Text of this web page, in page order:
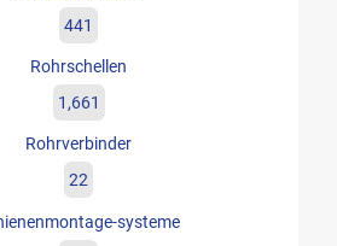
441
Rohrschellen
1,661
Rohrverbinder
22
systeme